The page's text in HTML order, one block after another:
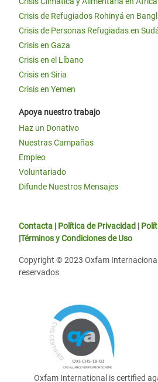
Crisis de Refugiados Rohinyá en
Crisis de Personas Refugiadas en
Crisis en Gaza
Crisis en el Líbano
Crisis en Siria
Crisis en Yemen
Apoya nuestro trabajo
Haz un Donativo
Nuestras Campañas
Empleo
Voluntariado
Difunde Nuestros Mensajes
Contacta | Política de Privacidad |
|Términos y Condiciones de Uso
Copyright © 2023 Oxfam
reservados
Oxfam International is certified